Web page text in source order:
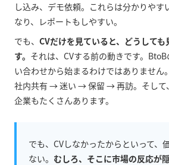
し込み、デモ依頼。これらは分かりやす
なり、レポートもしやすい。
でも、 CVだけを見ていると、どうして
す。 それは、CVする前の動きです。
い合わせから始まるわけではありませ
社内共有 → 迷い → 保留 → 再訪。そして
企業もたくさんあります。
でも、CVしなかったからといって、
ない。 むしろ、そこに市場の反応が